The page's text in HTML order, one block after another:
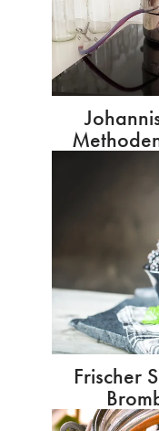
Frischer